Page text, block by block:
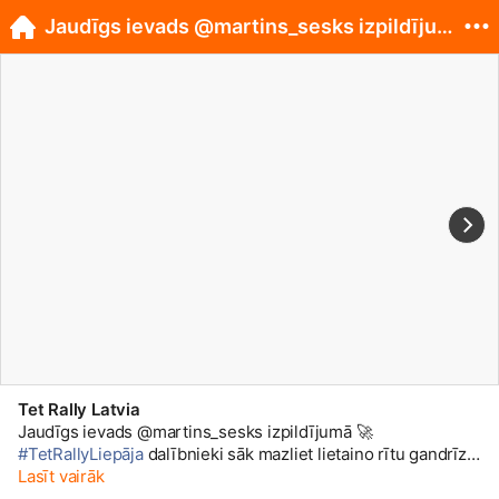
Tet Rally Latvia
Jaudīgs ievads @martins_sesks izpildījumā 🚀
#TetRallyLiepājadalībnieki sāk mazliet lietaino rītu gandrīz
ar maratonu, jo pirmais ātrumposms Tukuma novadā bija
Lasīt vairāk
Jaudīgs ievads @martins_sesks izpildījumā 🚀 #Te...